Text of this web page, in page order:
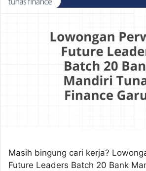
Masih bingung cari kerja?
Future Leaders Batch 20 Bank